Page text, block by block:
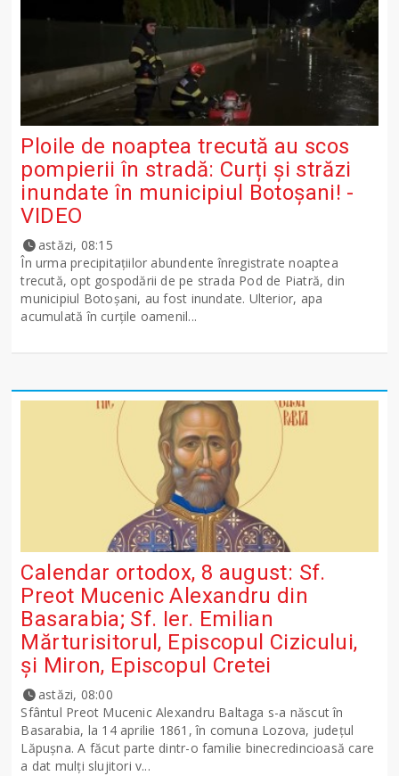
Ploile de noaptea trecută au scos
pompierii în stradă: Curți și străzi
inundate în municipiul Botoșani! -
VIDEO
astăzi, 08:15
În urma precipitațiilor abundente înregistrate noaptea
trecută, opt gospodării de pe strada Pod de Piatră, din
municipiul Botoșani, au fost inundate. Ulterior, apa
acumulată în curțile oamenil...
Calendar ortodox, 8 august: Sf.
Preot Mucenic Alexandru din
Basarabia; Sf. Ier. Emilian
Mărturisitorul, Episcopul Cizicului,
şi Miron, Episcopul Cretei
astăzi, 08:00
Sfântul Preot Mucenic Alexandru Baltaga s-a născut în
Basarabia, la 14 aprilie 1861, în comuna Lozova, județul
Lăpușna. A făcut parte dintr-o familie binecredincioasă care
a dat mulți slujitori v...